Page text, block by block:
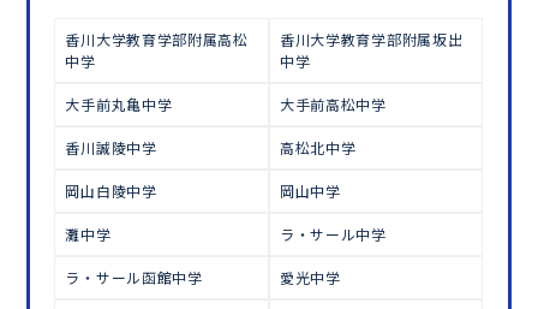
香川大学教育学部附属高松
中学
香川大学教育学部附属坂出
中学
大手前丸亀中学 大手前高松中学
香川誠陵中学 高松北中学
岡山白陵中学 岡山中学
灘中学 ラ・サール中学
ラ・サール函館中学 愛光中学